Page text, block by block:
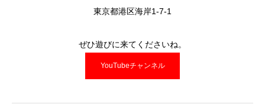
東京都港区海岸1-7-1
ぜひ遊びに来てくださいね。
YouTubeチャンネル